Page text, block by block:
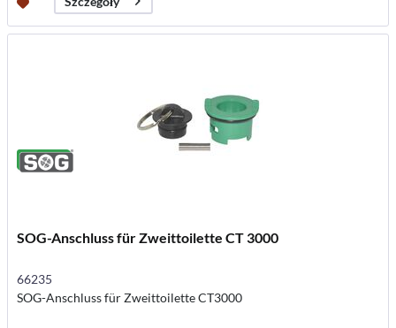
SOG-Anschluss für Zweittoilette CT 3000
66235
SOG-Anschluss für Zweittoilette CT3000